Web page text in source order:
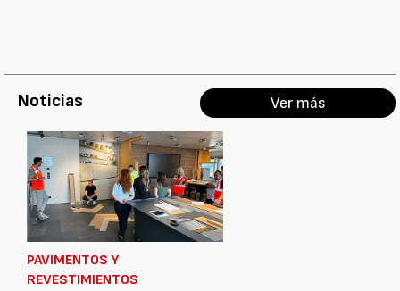
Noticias Ver más
PAVIMENTOS Y
REVESTIMIENTOS